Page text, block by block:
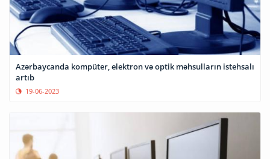
Azərbaycanda kompüter, elektron və optik məhsulların istehsalı
artıb
19-06-2023